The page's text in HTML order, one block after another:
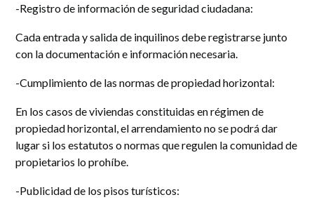
-Registro de información de seguridad ciudadana:
Cada entrada y salida de inquilinos debe registrarse junto
con la documentación e información necesaria.
-Cumplimiento de las normas de propiedad horizontal:
En los casos de viviendas constituidas en régimen de
propiedad horizontal, el arrendamiento no se podrá dar
lugar si los estatutos o normas que regulen la comunidad de
propietarios lo prohíbe.
-Publicidad de los pisos turísticos: